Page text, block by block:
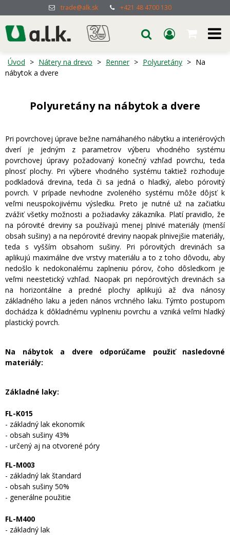
trade@alk.sk +421 48 4700 130
Úvod > Nátery na drevo > Renner > Polyuretány > Na
nábytok a dvere
Polyuretány na nábytok a dvere
Pri povrchovej úprave bežne namáhaného nábytku a interiérových
dverí je jedným z parametrov výberu vhodného systému
povrchovej úpravy požadovaný konečný vzhľad povrchu, teda
plnosť plochy. Pri výbere vhodného systému taktiež rozhoduje
podkladová drevina, teda či sa jedná o hladký, alebo pórovitý
povrch. V prípade nevhodne zvoleného systému môže dôjsť k
veľmi neuspokojivému výsledku. Preto je nutné už na začiatku
zvážiť všetky možnosti a požiadavky zákazníka. Platí pravidlo, že
na pórovité dreviny sa používajú menej plnivé materiály (menší
obsah sušiny) a na nepórovité dreviny naopak plnivejšie materiály,
teda s vyšším obsahom sušiny. Pri pórovitých drevinách sa
aplikujú maximálne dve vrstvy materiálu a to z toho dôvodu, aby
nedošlo k nedokonalému zaplneniu pórov, čoho dôsledkom je
veľmi neestetický vzhľad. Naopak pri nepórovitých drevinách sa
na horizontálne a predné plochy aplikujú až dva nánosy
základného laku a jeden nános vrchného laku. Týmto postupom
dochádza k dôkladnému vyplneniu povrchu a vzniká veľmi hladký
plastický povrch.
Na nábytok a dvere odporúčame použiť nasledovné
materiály:
Základné laky:
FL-K015
- základný lak ekonomik
- obsah sušiny 43%
- určený aj na otvorené póry
FL-M003
- základný lak štandard
- obsah sušiny 50%
- generálne použitie
FL-M400
- základný lak